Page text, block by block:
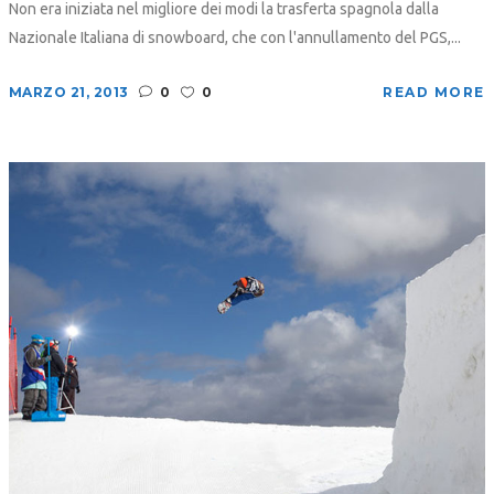
Non era iniziata nel migliore dei modi la trasferta spagnola dalla
Nazionale Italiana di snowboard, che con l'annullamento del PGS,...
MARZO 21, 2013 0 0 READ MORE